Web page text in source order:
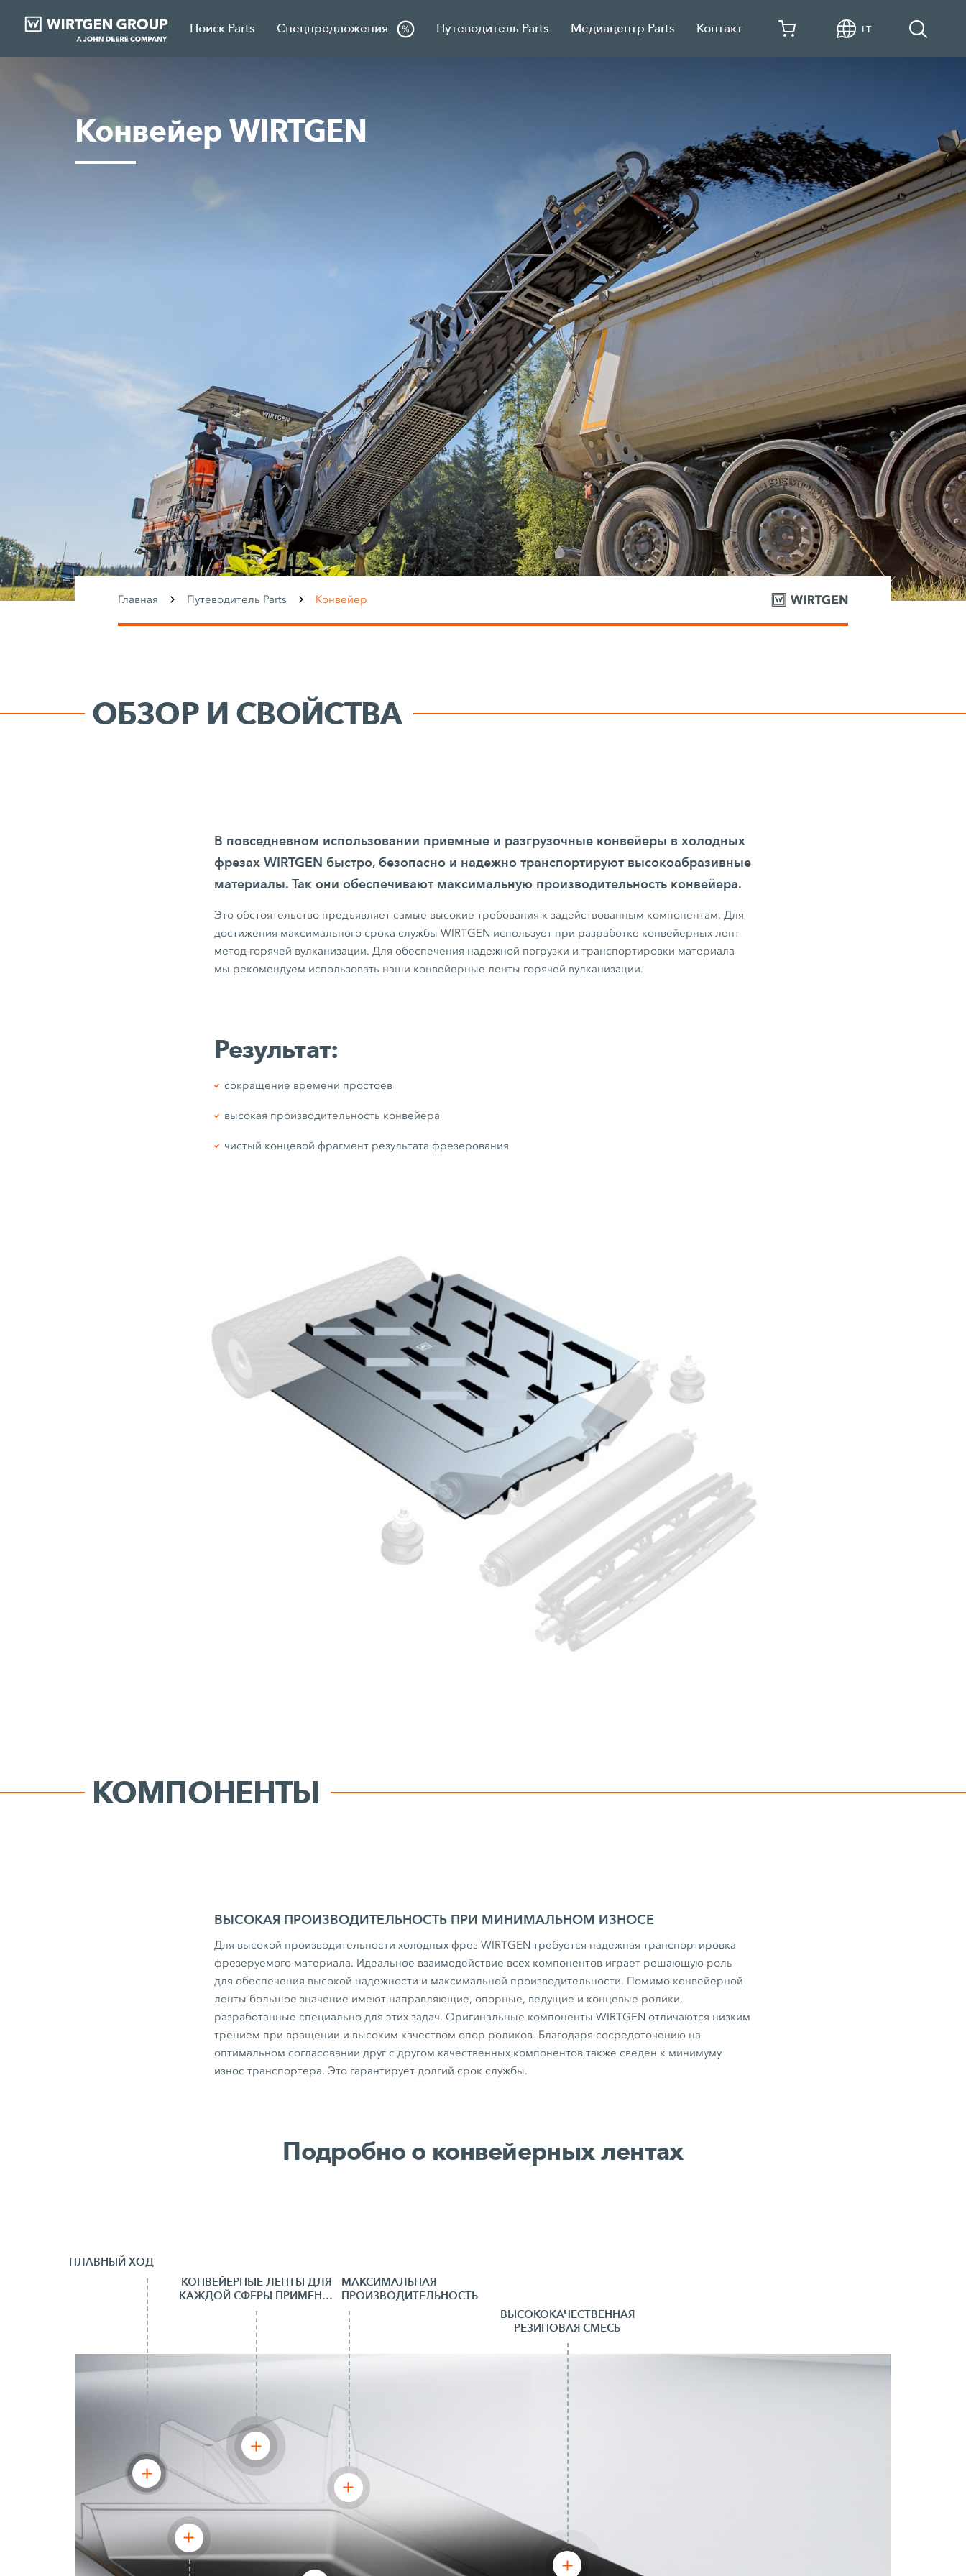
Поиск Parts Спецпредложения Путеводитель Parts Медиацентр Parts Контакт LT
Конвейер WIRTGEN
Главная Путеводитель Parts Конвейер
ОБЗОР И СВОЙСТВА
В повседневном использовании приемные и разгрузочные конвейеры в холодных
фрезах WIRTGEN быстро, безопасно и надежно транспортируют высокоабразивные
материалы. Так они обеспечивают максимальную производительность конвейера.
Это обстоятельство предъявляет самые высокие требования к задействованным компонентам. Для
достижения максимального срока службы WIRTGEN использует при разработке конвейерных лент
метод горячей вулканизации. Для обеспечения надежной погрузки и транспортировки материала
мы рекомендуем использовать наши конвейерные ленты горячей вулканизации.
Результат:
сокращение времени простоев
высокая производительность конвейера
чистый концевой фрагмент результата фрезерования
КОМПОНЕНТЫ
ВЫСОКАЯ ПРОИЗВОДИТЕЛЬНОСТЬ ПРИ МИНИМАЛЬНОМ ИЗНОСЕ
Для высокой производительности холодных фрез WIRTGEN требуется надежная транспортировка
фрезеруемого материала. Идеальное взаимодействие всех компонентов играет решающую роль
для обеспечения высокой надежности и максимальной производительности. Помимо конвейерной
ленты большое значение имеют направляющие, опорные, ведущие и концевые ролики,
разработанные специально для этих задач. Оригинальные компоненты WIRTGEN отличаются низким
трением при вращении и высоким качеством опор роликов. Благодаря сосредоточению на
оптимальном согласовании друг с другом качественных компонентов также сведен к минимуму
износ транспортера. Это гарантирует долгий срок службы.
Подробно о конвейерных лентах
ПЛАВНЫЙ ХОД
КОНВЕЙЕРНЫЕ ЛЕНТЫ ДЛЯ
КАЖДОЙ СФЕРЫ ПРИМЕНЕНИЯ
ВЫСОКОКАЧЕСТВЕННАЯ
РЕЗИНОВАЯ СМЕСЬ
МАКСИМАЛЬНАЯ
ПРОИЗВОДИТЕЛЬНОСТЬ